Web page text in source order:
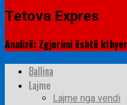
Tetova Expres
Analizë: Zgjerimi është
Ballina
Lajme
Lajme nga vendi